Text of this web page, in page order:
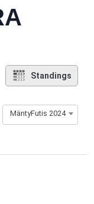
Standings
MäntyFutis 2024